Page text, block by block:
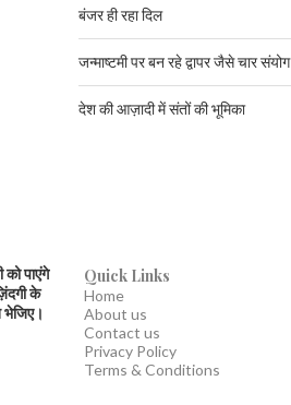
बंजर ही रहा दिल
जन्माष्टमी पर बन रहे द्वापर जैसे चार संयोग
देश की आज़ादी में संतों की भूमिका
पाएंगे
के
भेजिए।
Quick Links
Home
About us
Contact us
Privacy Policy
Terms & Conditions